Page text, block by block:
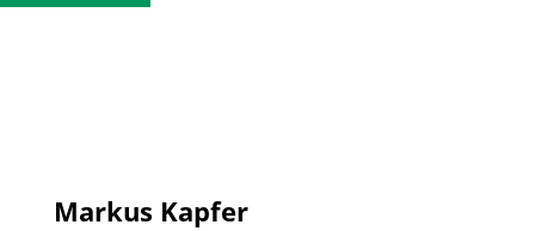
Markus Kapfer